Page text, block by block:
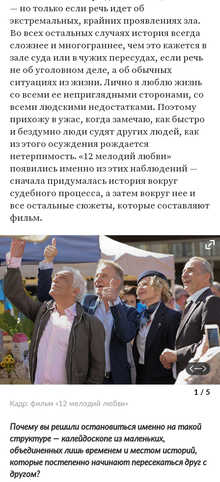
— но только если речь идет об
экстремальных, крайних проявлениях зла.
Во всех остальных случаях история всегда
сложнее и многограннее, чем это кажется в
зале суда или в чужих пересудах, если речь
не об уголовном деле, а об обычных
ситуациях из жизни. Лично я люблю жизнь
со всеми ее неприглядными сторонами, со
всеми людскими недостатками. Поэтому
прихожу в ужас, когда замечаю, как быстро
и бездумно люди судят других людей, как
из этого осуждения рождается
нетерпимость. «12 мелодий любви»
появились именно из этих наблюдений —
сначала придумалась история вокруг
судебного процесса, а затем вокруг нее и
все остальные сюжеты, которые составляют
фильм.
1 / 5
Кадр: фильм «12 мелодий любви»
Почему вы решили остановиться именно на такой
структуре — калейдоскопе из маленьких,
объединенных лишь временем и местом историй,
которые постепенно начинают пересекаться друг с
другом?